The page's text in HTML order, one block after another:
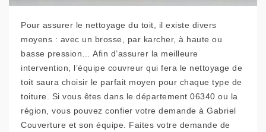
Pour assurer le nettoyage du toit, il existe divers
moyens : avec un brosse, par karcher, à haute ou
basse pression… Afin d’assurer la meilleure
intervention, l’équipe couvreur qui fera le nettoyage de
toit saura choisir le parfait moyen pour chaque type de
toiture. Si vous êtes dans le département 06340 ou la
région, vous pouvez confier votre demande à Gabriel
Couverture et son équipe. Faites votre demande de